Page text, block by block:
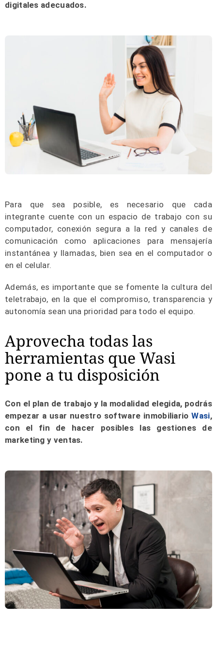
digitales adecuados.
Para que sea posible, es necesario que cada
integrante cuente con un espacio de trabajo con su
computador, conexión segura a la red y canales de
comunicación como aplicaciones para mensajería
instantánea y llamadas, bien sea en el computador o
en el celular.
Además, es importante que se fomente la cultura del
teletrabajo, en la que el compromiso, transparencia y
autonomía sean una prioridad para todo el equipo.
Aprovecha todas las
herramientas que Wasi
pone a tu disposición
Con el plan de trabajo y la modalidad elegida, podrás
empezar a usar nuestro software inmobiliarioWasi,
con el fin de hacer posibles las gestiones de
marketing y ventas.